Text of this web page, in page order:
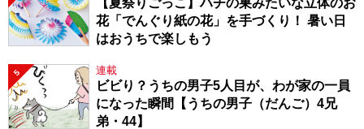
花「でんぐり紙の花」を手づくり！ 暑い日
はおうちで楽しもう
5 連載
ビビり？うちの男子5人目が、わが家の一員
になった瞬間【うちの男子（だんご）4兄
弟・44】